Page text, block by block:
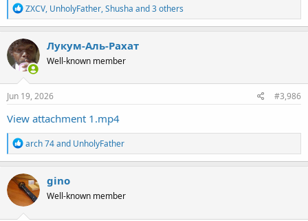
R
e
a
c
t
i
o
n
s
ZXCV, UnholyFather,Shusha and 3 others
Лукум-Аль-Рахат
Well-known member
Jun 19, 2026 #3,986
View attachment 1.mp4
R
e
a
c
t
i
o
arch 74and UnholyFather
gino
Well-known member